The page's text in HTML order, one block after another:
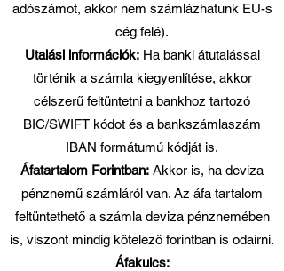
adószámot, akkor nem számlázhatunk EU-s
cég felé).
Utalási információk: Ha banki átutalással
történik a számla kiegyenlítése, akkor
célszerű feltüntetni a bankhoz tartozó
BIC/SWIFT kódot és a bankszámlaszám
IBAN formátumú kódját is.
Áfatartalom Forintban: Akkor is, ha deviza
pénznemű számláról van. Az áfa tartalom
feltüntethető a számla deviza pénznemében
is, viszont mindig kötelező forintban is odaírni.
Áfakulcs: